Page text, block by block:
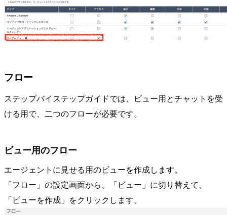
フロー
ステップバイステップガイドでは、ビュー用とチャットを受
ける用で、二つのフローが必要です。
ビュー用のフロー
エージェントに見せる用のビューを作成します。
「フロー」の設定画面から、「ビュー」に切り替えて、
「ビューを作成」をクリックします。